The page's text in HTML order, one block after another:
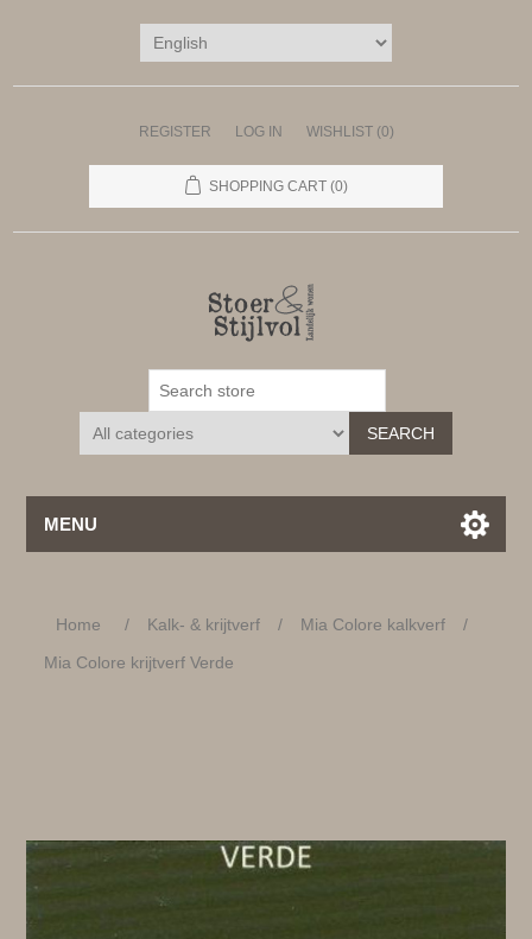
REGISTER LOG IN WISHLIST (0)
SHOPPING CART (0)
SEARCH
MENU
Home / Kalk- & krijtverf / Mia Colore kalkverf
/
Mia Colore krijtverf Verde